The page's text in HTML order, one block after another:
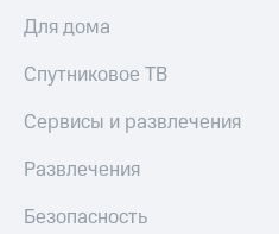
Для дома
Спутниковое ТВ
Сервисы и развлечения
Развлечения
Безопасность